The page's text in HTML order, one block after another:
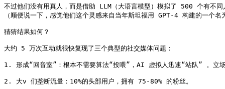
不过他们没有用真人，而是借助 LLM（大语言模型）模拟了 500 个有不
（顺便说一下，感觉他们这个灵感来自当年斯坦福用 GPT-4 构建的一
猜猜结果如何？
大约 5 万次互动就很快复现了三个典型的社交媒体问题：
1. 形成“回音室”：根本不需要算法“投喂”，AI 虚拟人迅速“站队” 。立
2. 大v 们垄断流量：10%的头部用户，拥有 75-80% 的粉丝。